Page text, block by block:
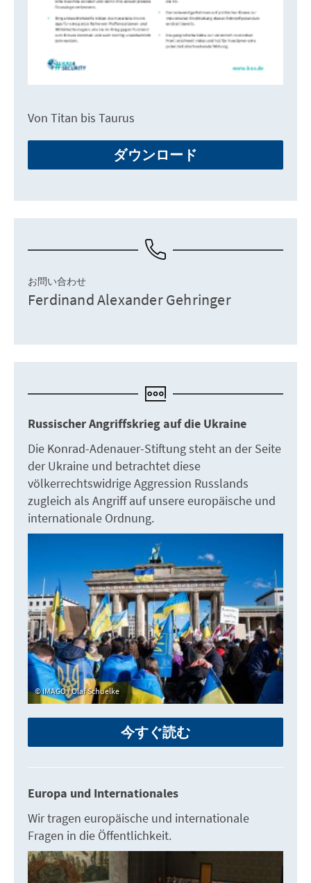
Von Titan bis Taurus
ダウンロード
お問い合わせ
Ferdinand Alexander Gehringer
Russischer Angriffskrieg auf die Ukraine
Die Konrad-Adenauer-Stiftung steht an der Seite
der Ukraine und betrachtet diese
völkerrechtswidrige Aggression Russlands
zugleich als Angriff auf unsere europäische und
internationale Ordnung.
IMAGO / Olaf Schuelke
今すぐ読む
Europa und Internationales
Wir tragen europäische und internationale
Fragen in die Öffentlichkeit.